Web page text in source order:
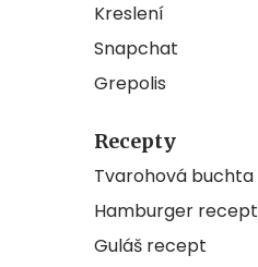
Kreslení
Snapchat
Grepolis
Recepty
Tvarohová buchta
Hamburger recept
Guláš recept